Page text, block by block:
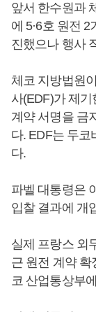
앞서 한수원과
에 5·6호 원전
진했으나 행사
체코 지방법원
사(EDF)가 제
계약 서명을 금
다. EDF는 두코
다.
파벨 대통령은
입찰 결과에 개
실제 프랑스 외
근 원전 계약 확
코 산업통상부